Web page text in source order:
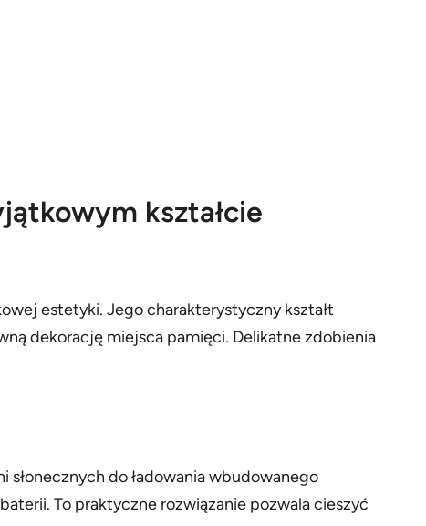
kształcie
estetyki. Jego charakterystyczny kształt
dekorację miejsca pamięci. Delikatne zdobienia
do ładowania wbudowanego
To praktyczne rozwiązanie pozwala cieszyć